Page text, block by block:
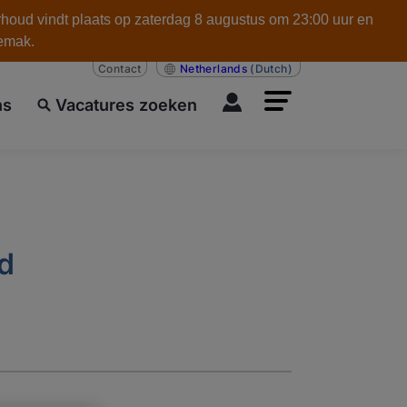
vindt plaats op zaterdag 8 augustus om 23:00 uur en
Vacatures zoeken
Contact Netherlands (Dutch)